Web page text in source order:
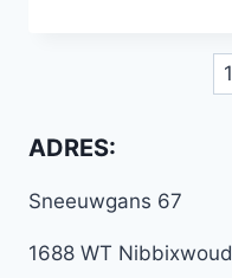
ADRES:
Sneeuwgans 67
1688 WT Nibbixwoud